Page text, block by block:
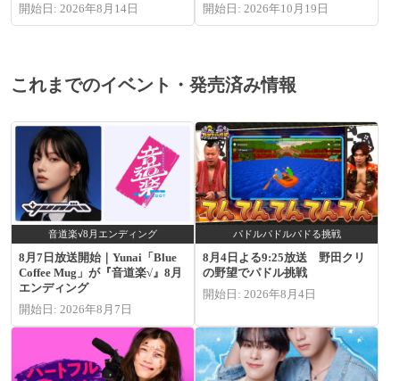
開始日: 2026年8月14日
開始日: 2026年10月19日
これまでのイベント・発売済み情報
音道楽√8月エンディング
8月7日放送開始｜Yunai「Blue
Coffee Mug」が『音道楽√』8月
エンディング
開始日: 2026年8月7日
パドルパドルパドる挑戦
8月4日よる9:25放送 野田クリ
の野望でパドル挑戦
開始日: 2026年8月4日